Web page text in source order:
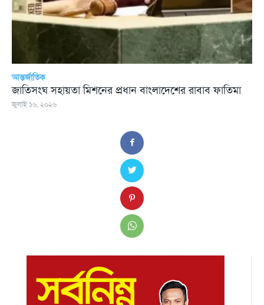
আন্তর্জাতিক
জাতিসংঘ সহায়তা মিশনের প্রধান বাংলাদেশের রাবাব ফাতিমা
জুলাই ১৬, ২০২৬